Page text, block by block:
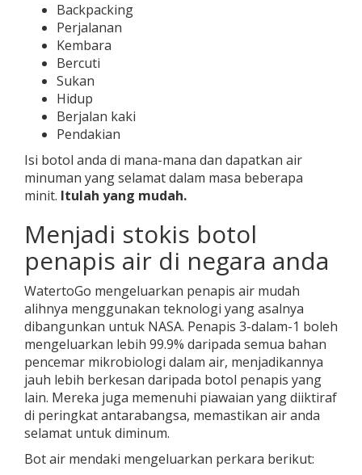
Backpacking
Perjalanan
Kembara
Bercuti
Sukan
Hidup
Berjalan kaki
Pendakian
Isi botol anda di mana-mana dan dapatkan air
minuman yang selamat dalam masa beberapa
minit. Itulah yang mudah.
Menjadi stokis botol
penapis air di negara anda
WatertoGo mengeluarkan penapis air mudah
alihnya menggunakan teknologi yang asalnya
dibangunkan untuk NASA. Penapis 3-dalam-1 boleh
mengeluarkan lebih 99.9% daripada semua bahan
pencemar mikrobiologi dalam air, menjadikannya
jauh lebih berkesan daripada botol penapis yang
lain. Mereka juga memenuhi piawaian yang diiktiraf
di peringkat antarabangsa, memastikan air anda
selamat untuk diminum.
Bot air mendaki mengeluarkan perkara berikut: